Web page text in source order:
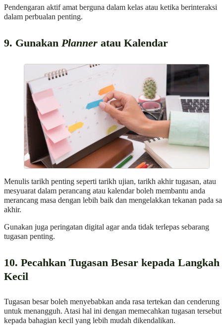
Pendengaran aktif amat berguna dalam kelas atau ketika berinteraksi
dalam perbualan penting.
9. Gunakan Planner atau Kalendar
Menulis tarikh penting seperti tarikh ujian, tarikh akhir tugasan, atau
mesyuarat dalam perancang atau kalendar boleh membantu anda
merancang masa dengan lebih baik dan mengelakkan tekanan pada
akhir.
Gunakan juga peringatan digital agar anda tidak terlepas sebarang
tugasan penting.
10. Pecahkan Tugasan Besar kepada Langkah
Kecil
Tugasan besar boleh menyebabkan anda rasa tertekan dan cenderung
untuk menangguh. Atasi hal ini dengan memecahkan tugasan tersebut
kepada bahagian kecil yang lebih mudah dikendalikan.